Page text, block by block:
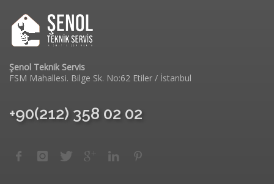
Şenol Teknik Servis
FSM Mahallesi. Bilge Sk. No:62 Etiler / İstanbul
+90(212) 358 02 02